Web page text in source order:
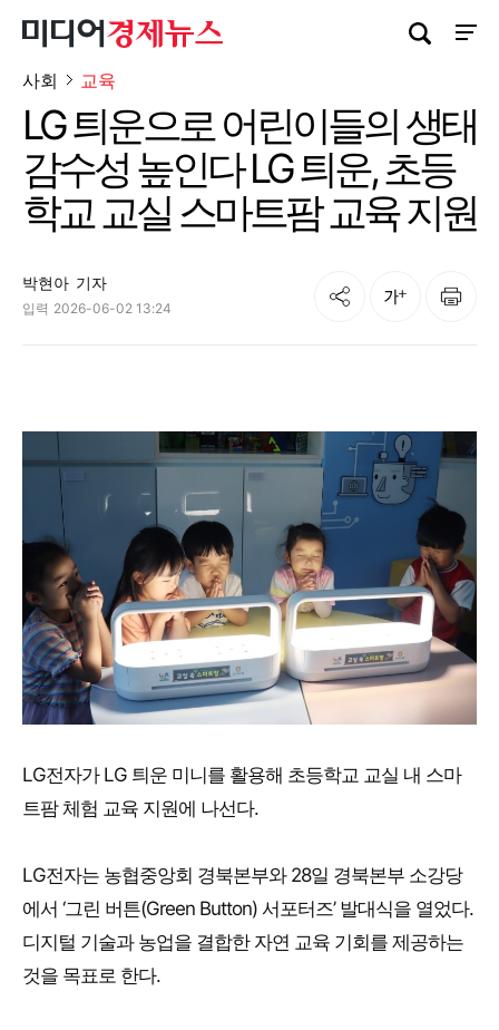
사이
검색창 열기
사회 교육
LG 틔운으로 어린이들의 생태
감수성 높인다 LG 틔운, 초등
학교 교실 스마트팜 교육 지원
박현아 기자
입력 2026-06-02 13:24
공유 글자크기 인쇄
LG전자가 LG 틔운 미니를 활용해 초등학교 교실 내 스마
트팜 체험 교육 지원에 나선다.
LG전자는 농협중앙회 경북본부와 28일 경북본부 소강당
에서 ‘그린 버튼(Green Button) 서포터즈’ 발대식을 열었다.
디지털 기술과 농업을 결합한 자연 교육 기회를 제공하는
것을 목표로 한다.